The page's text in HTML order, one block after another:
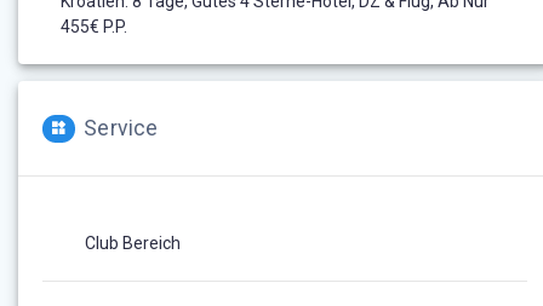
455€ P.P.
Service
Club Bereich